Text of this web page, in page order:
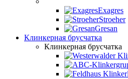
Exagres
Stroeher
Gresan
Клинкерная брусчатка
Клинкерная брусчатка